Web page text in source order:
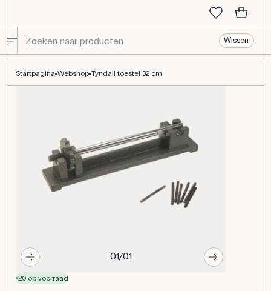
Wissen
Startpagina Webshop Tyndall toestel 32 cm
01/01
20 op voorraad